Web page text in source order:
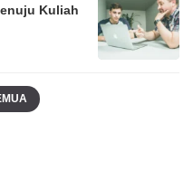
Kuliah